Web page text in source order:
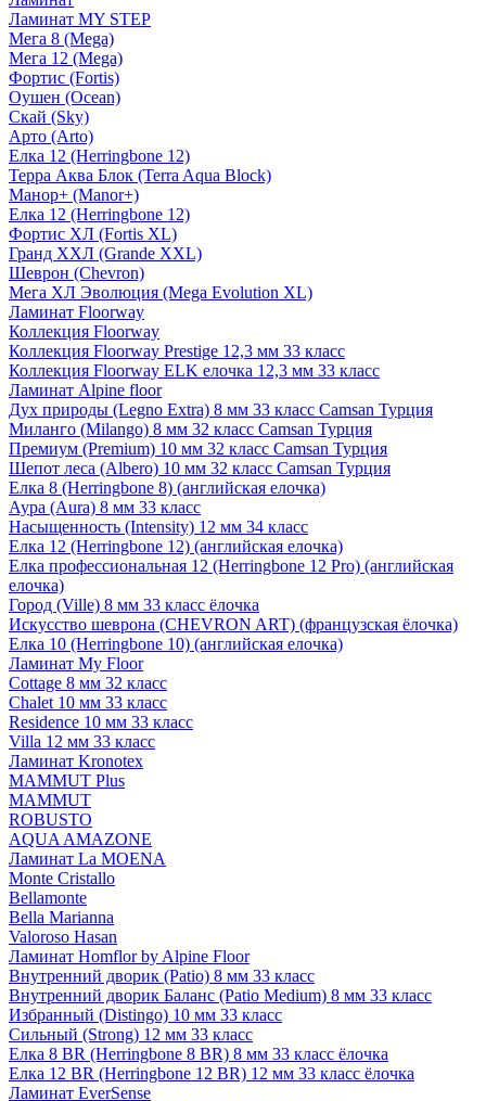
Ламинат MY STEP
Мега 8 (Mega)
Мега 12 (Mega)
Фортис (Fortis)
Оушен (Ocean)
Скай (Sky)
Арто (Arto)
Елка 12 (Herringbone 12)
Терра Аква Блок (Terra Aqua Block)
Манор+ (Manor+)
Елка 12 (Herringbone 12)
Фортис ХЛ (Fortis XL)
Гранд ХХЛ (Grande XXL)
Шеврон (Chevron)
Мега ХЛ Эволюция (Mega Evolution XL)
Ламинат Floorway
Коллекция Floorway
Коллекция Floorway Prestige 12,3 мм 33 класс
Коллекция Floorway ELK елочка 12,3 мм 33 класс
Ламинат Alpine floor
Дух природы (Legno Extra) 8 мм 33 класс Camsan Турция
Миланго (Milango) 8 мм 32 класс Camsan Турция
Премиум (Premium) 10 мм 32 класс Camsan Турция
Шепот леса (Albero) 10 мм 32 класс Camsan Турция
Елка 8 (Herringbone 8) (английская елочка)
Аура (Aura) 8 мм 33 класс
Насыщенность (Intensity) 12 мм 34 класс
Елка 12 (Herringbone 12) (английская елочка)
Елка профессиональная 12 (Herringbone 12 Pro) (английская
елочка)
Город (Ville) 8 мм 33 класс ёлочка
Искусство шеврона (CHEVRON ART) (французская ёлочка)
Елка 10 (Herringbone 10) (английская елочка)
Ламинат My Floor
Cottage 8 мм 32 класс
Chalet 10 мм 33 класс
Residence 10 мм 33 класс
Villa 12 мм 33 класс
Ламинат Kronotex
MAMMUT Plus
MAMMUT
ROBUSTO
AQUA AMAZONE
Ламинат La MOENA
Monte Cristallo
Bellamonte
Bella Marianna
Valoroso Hasan
Ламинат Homflor by Alpine Floor
Внутренний дворик (Patio) 8 мм 33 класс
Внутренний дворик Баланс (Patio Medium) 8 мм 33 класс
Избранный (Distingo) 10 мм 33 класс
Сильный (Strong) 12 мм 33 класс
Елка 8 BR (Herringbone 8 BR) 8 мм 33 класс ёлочка
Елка 12 BR (Herringbone 12 BR) 12 мм 33 класс ёлочка
Ламинат EverSense